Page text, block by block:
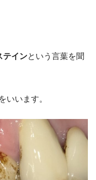
テインという言葉を聞
いいます。